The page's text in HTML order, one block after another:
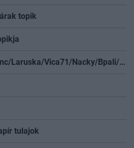
topik
Toka Club/Labanc/Laruska/Vica71/Nacky/Bpali/Oldrider/Josefernando/Mcbull/Kawaszabi
tulajok